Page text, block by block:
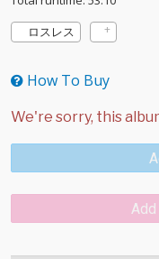
ロスレス
How To Buy
Add